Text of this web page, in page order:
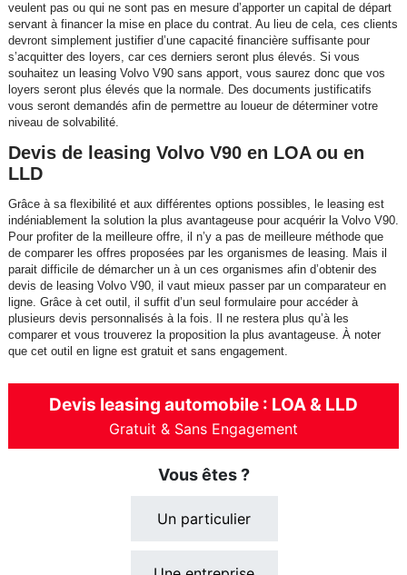
veulent pas ou qui ne sont pas en mesure d’apporter un capital de départ
servant à financer la mise en place du contrat. Au lieu de cela, ces clients
devront simplement justifier d’une capacité financière suffisante pour
s’acquitter des loyers, car ces derniers seront plus élevés. Si vous
souhaitez un leasing Volvo V90 sans apport, vous saurez donc que vos
loyers seront plus élevés que la normale. Des documents justificatifs
vous seront demandés afin de permettre au loueur de déterminer votre
niveau de solvabilité.
Devis de leasing Volvo V90 en LOA ou en
LLD
Grâce à sa flexibilité et aux différentes options possibles, le leasing est
indéniablement la solution la plus avantageuse pour acquérir la Volvo V90.
Pour profiter de la meilleure offre, il n’y a pas de meilleure méthode que
de comparer les offres proposées par les organismes de leasing. Mais il
parait difficile de démarcher un à un ces organismes afin d’obtenir des
devis de leasing Volvo V90, il vaut mieux passer par un comparateur en
ligne. Grâce à cet outil, il suffit d’un seul formulaire pour accéder à
plusieurs devis personnalisés à la fois. Il ne restera plus qu’à les
comparer et vous trouverez la proposition la plus avantageuse. À noter
que cet outil en ligne est gratuit et sans engagement.